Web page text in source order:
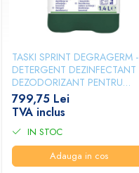
TASKI SPRINT DEGRAGERM -
DETERGENT DEZINFECTANT
DEZODORIZANT PENTRU
SUPRAFEȚE DURE ȘI
PARDOSELI - CONCENTRAT
1.4L
799,75 Lei
TVA inclus
IN STOC
Adauga in cos